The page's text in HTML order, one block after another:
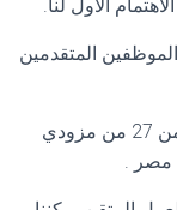
الاول لنا.
المتقدمين
بالأخص في شبكة صيانة متقنة تضم أكثر من 27 من مزودي
مصر .